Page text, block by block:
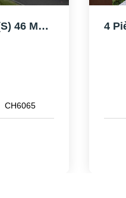
Appartement Chatou 2 Pièce(s) 46 M2 Avec Parking
CH6065